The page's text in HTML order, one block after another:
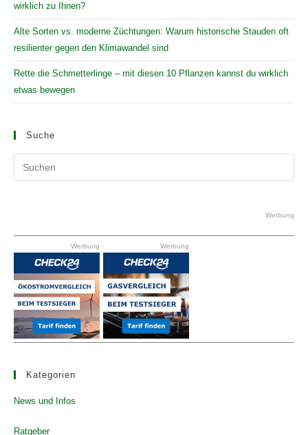
wirklich zu Ihnen?
Alte Sorten vs. moderne Züchtungen: Warum historische Stauden oft
resilienter gegen den Klimawandel sind
Rette die Schmetterlinge – mit diesen 10 Pflanzen kannst du wirklich
etwas bewegen
Suche
the
Werbung
Werbung Werbung
Kategorien
News und Infos
Ratgeber